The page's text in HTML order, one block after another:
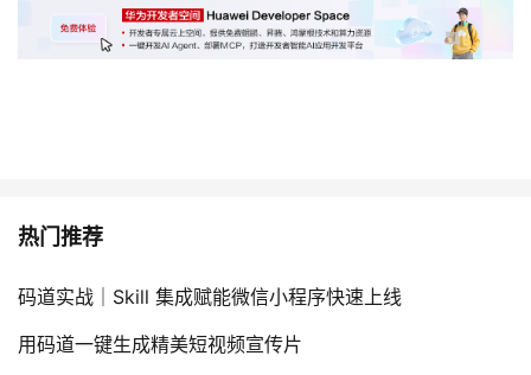
程
认
的
我
支
声
热门推荐
码道实战｜Skill 集成赋能微信小程序快速上线
用码道一键生成精美短视频宣传片